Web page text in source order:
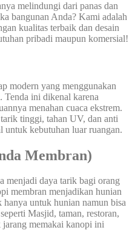
melindungi dari panas dan
bangunan Anda? Kami adalah
kualitas terbaik dan desain
pribadi maupun komersial!
modern yang menggunakan
ini dikenal karena
menahan cuaca ekstrem.
tinggi, tahan UV, dan anti
untuk kebutuhan luar ruangan.
Membran)
menjadi daya tarik bagi orang
membran menjadikan hunian
hanya untuk hunian namun bisa
Masjid, taman, restoran,
memakai kanopi ini